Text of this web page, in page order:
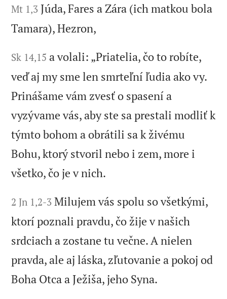
Mt 1,3 Júda, Fares a Zára (ich matkou bola
Tamara), Hezron,
Sk 14,15 a volali: „Priatelia, čo to robíte,
veď aj my sme len smrteľní ľudia ako vy.
Prinášame vám zvesť o spasení a
vyzývame vás, aby ste sa prestali modliť k
týmto bohom a obrátili sa k živému
Bohu, ktorý stvoril nebo i zem, more i
všetko, čo je v nich.
2 Jn 1,2-3 Milujem vás spolu so všetkými,
ktorí poznali pravdu, čo žije v našich
srdciach a zostane tu večne. A nielen
pravda, ale aj láska, zľutovanie a pokoj od
Boha Otca a Ježiša, jeho Syna.